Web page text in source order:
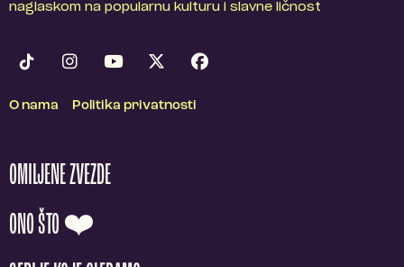
naglaskom na popularnu kulturu i slavne ličnost
O nama Politika privatnosti
OMILJENE ZVEZDE
ONO ŠTO ❤️